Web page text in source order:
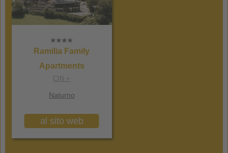
Ramilia Family
Apartments
CIN +
Naturno
al sito web